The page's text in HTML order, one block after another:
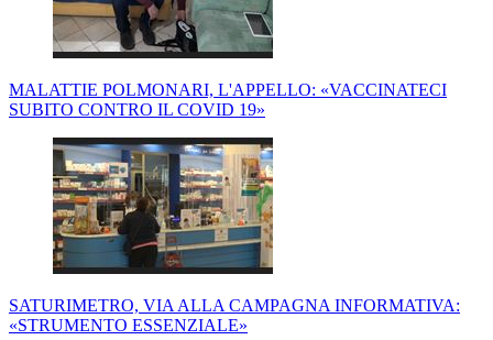
MALATTIE POLMONARI, L'APPELLO: «VACCINATECI
SUBITO CONTRO IL COVID 19»
SATURIMETRO, VIA ALLA CAMPAGNA INFORMATIVA:
«STRUMENTO ESSENZIALE»